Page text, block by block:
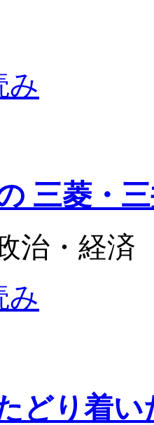
み
三菱・
治・経済
み
どり着